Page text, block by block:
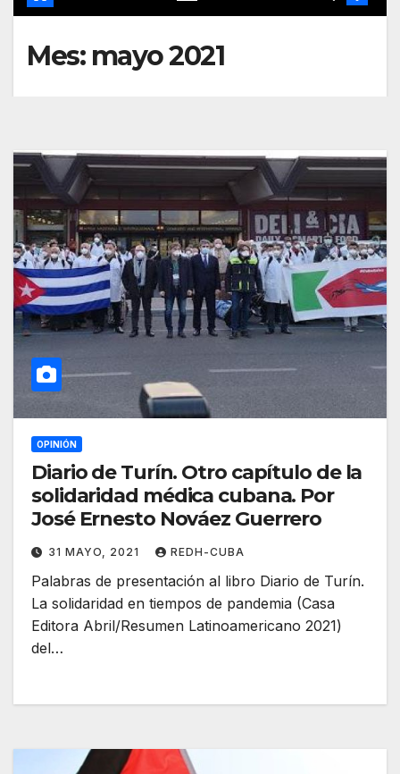
Mes: mayo 2021
OPINIÓN
Diario de Turín. Otro capítulo de la
solidaridad médica cubana. Por
José Ernesto Nováez Guerrero
31 MAYO, 2021 REDH-CUBA
Palabras de presentación al libro Diario de Turín.
La solidaridad en tiempos de pandemia (Casa
Editora Abril/Resumen Latinoamericano 2021)
del…